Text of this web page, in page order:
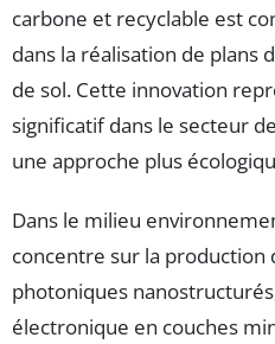
carbone et recyclable est
dans la réalisation de plans
de sol. Cette innovation
significatif dans le secteur
une approche plus
Dans le milieu
concentre sur la production
photoniques
électronique en couches